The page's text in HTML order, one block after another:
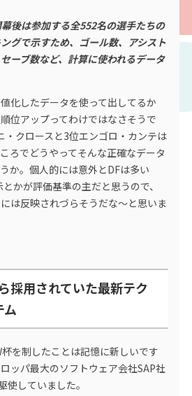
後は参加する全552名の選手たちの
グで示すため、ゴール数、アシスト
ーブ数など、計算に使われるデータ
化したデータを使って出してるか
位アップってわけではなさそうで
・クロースと3位エンゴロ・カンテは
ろでどうやってそんな正確なデータ
か。個人的には意外とDFは多い
かが評価基準の主だと思うので、
は反映されづらそうだな〜と思いま
採用されていた最新テク
ム
を制したことは記憶に新しいです
ッパ最大のソフトウェア会社SAP社
使していました。